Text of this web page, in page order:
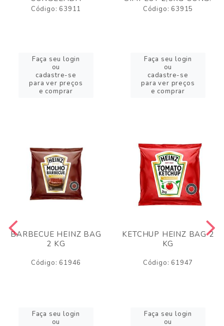
Código: 63911
Faça seu login
ou
cadastre-se
para ver preços
e comprar
Código: 63915
Faça seu login
ou
cadastre-se
para ver preços
e comprar
BARBECUE HEINZ BAG
2 KG
Código: 61946
Faça seu login
ou
KETCHUP HEINZ BAG 2
KG
Código: 61947
Faça seu login
ou